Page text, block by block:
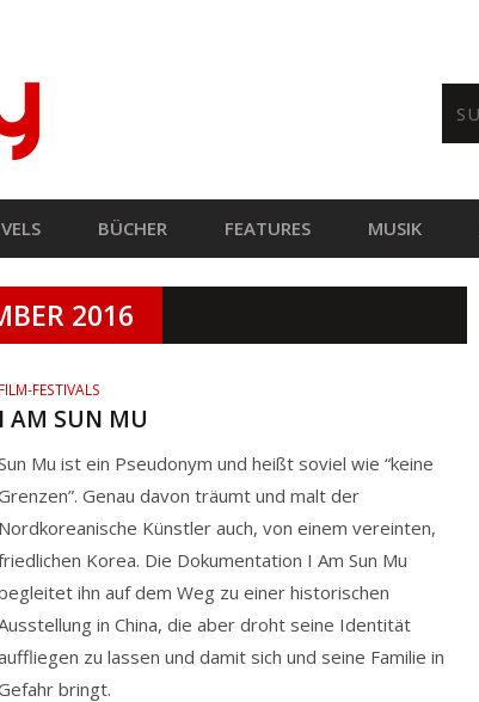
BÜCHER FEATURES MUSIK
2016
FESTIVALS
AM SUN MU
Mu ist ein Pseudonym und heißt soviel wie “keine
Genau davon träumt und malt der
Künstler auch, von einem vereinten,
Korea. Die Dokumentation I Am Sun Mu
ihn auf dem Weg zu einer historischen
in China, die aber droht seine Identität
zu lassen und damit sich und seine Familie in
bringt.